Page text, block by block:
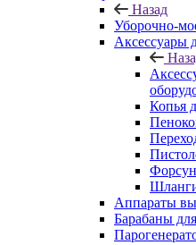
Назад
Уборочно-
Аксессуары
Копья
Аппараты
Барабаны